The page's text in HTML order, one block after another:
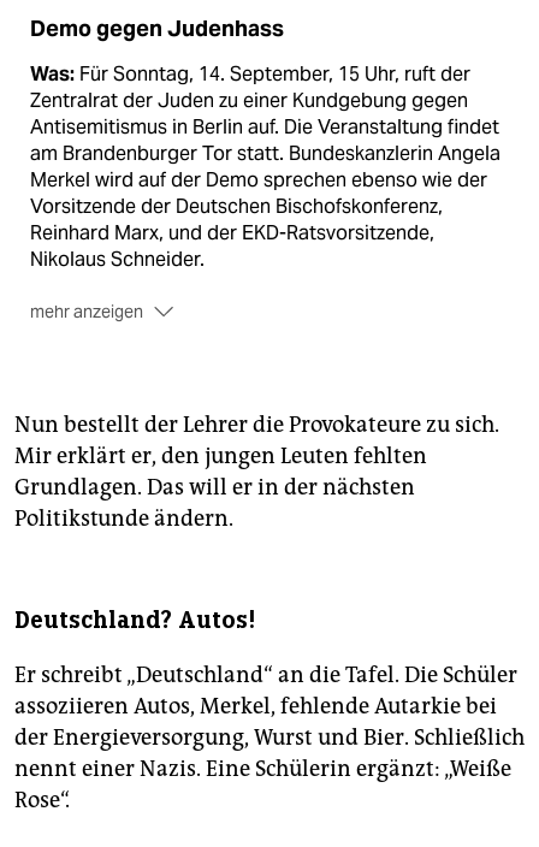
Demo gegen Judenhass
Was: Für Sonntag, 14. September, 15 Uhr, ruft der
Zentralrat der Juden zu einer Kundgebung gegen
Antisemitismus in Berlin auf. Die Veranstaltung findet
am Brandenburger Tor statt. Bundeskanzlerin Angela
Merkel wird auf der Demo sprechen ebenso wie der
Vorsitzende der Deutschen Bischofskonferenz,
Reinhard Marx, und der EKD-Ratsvorsitzende,
Nikolaus Schneider.
mehr anzeigen
Hassparolen auf deutschen Straßen" Politik, Kirchen
und Zivilgesellschaft dazu auf, ein deutliches Zeichen
gegen Judenhass in der Bundesrepublik und in
Europa zu setzen.
Kritik:Für die Demo haben sich auch jüdische
distanzieren. Sie kritisieren die einseitige
stattfindende Gleichsetzung von Israelkritik mit
Antisemitismus.
(gsh)
Nun bestellt der Lehrer die Provokateure zu sich.
Mir erklärt er, den jungen Leuten fehlten
Grundlagen. Das will er in der nächsten
Politikstunde ändern.
Deutschland? Autos!
Er schreibt „Deutschland“ an die Tafel. Die Schüler
assoziieren Autos, Merkel, fehlende Autarkie bei
der Energieversorgung, Wurst und Bier. Schließlich
nennt einer Nazis. Eine Schülerin ergänzt: „Weiße
Rose“.